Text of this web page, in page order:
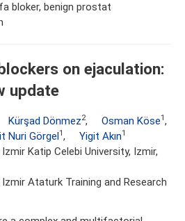
bloker, benign prostat
on ejaculation:
update
Kürşad Dönmez2, Osman Köse1 ,
Nuri Görgel1 , Yigit Akın1
Katip Celebi University, Izmir,
Ataturk Training and Research